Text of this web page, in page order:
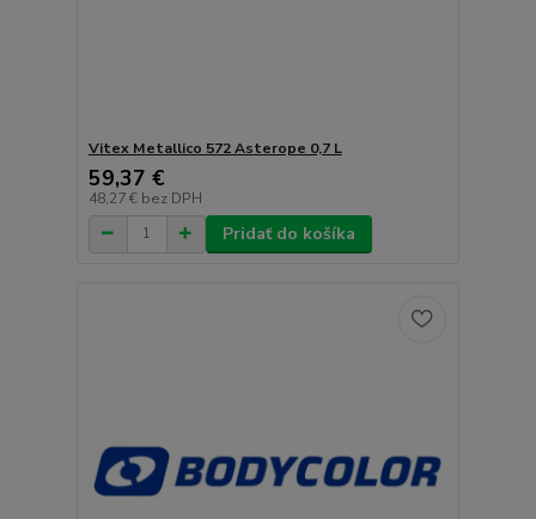
Vitex Metallico 572 Asterope 0,7 L
59,37 €
48,27 € bez DPH
Pridať do košíka